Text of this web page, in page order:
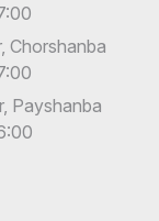
Chorshanba
Payshanba